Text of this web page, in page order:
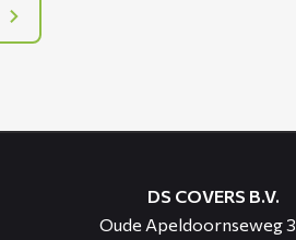
DS COVERS B.V.
Oude Apeldoornseweg